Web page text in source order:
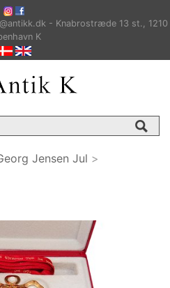
- Knabrostræde 13 st., 1210
K
Jensen Jul >